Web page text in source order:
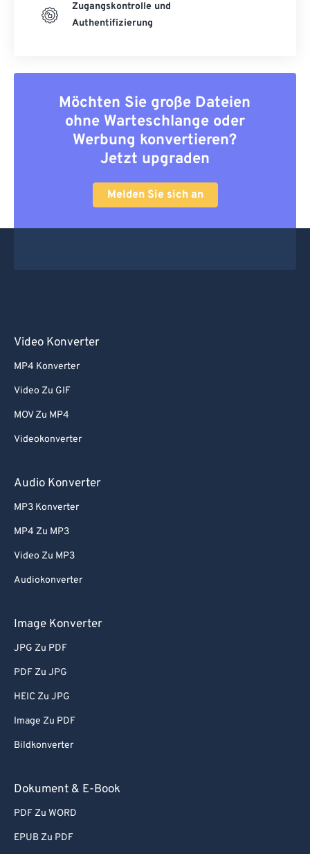
Zugangskontrolle und
Authentifizierung
Möchten Sie große Dateien
ohne Warteschlange oder
Werbung konvertieren?
Jetzt upgraden
Melden Sie sich an
Video Konverter
MP4 Konverter
Video Zu GIF
MOV Zu MP4
Videokonverter
Audio Konverter
MP3 Konverter
MP4 Zu MP3
Video Zu MP3
Audiokonverter
Image Konverter
JPG Zu PDF
PDF Zu JPG
HEIC Zu JPG
Image Zu PDF
Bildkonverter
Dokument & E-Book
PDF Zu WORD
EPUB Zu PDF